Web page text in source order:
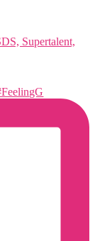
Supertalent,